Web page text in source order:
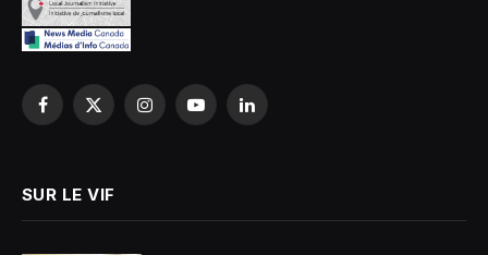
Facebook
X
InstagramYouTubeLinkedIn
SUR LE VIF